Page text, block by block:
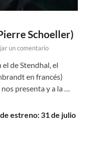
Schoeller)
un comentario
de Stendhal, el
en francés)
presenta y a la …
estreno: 31 de julio